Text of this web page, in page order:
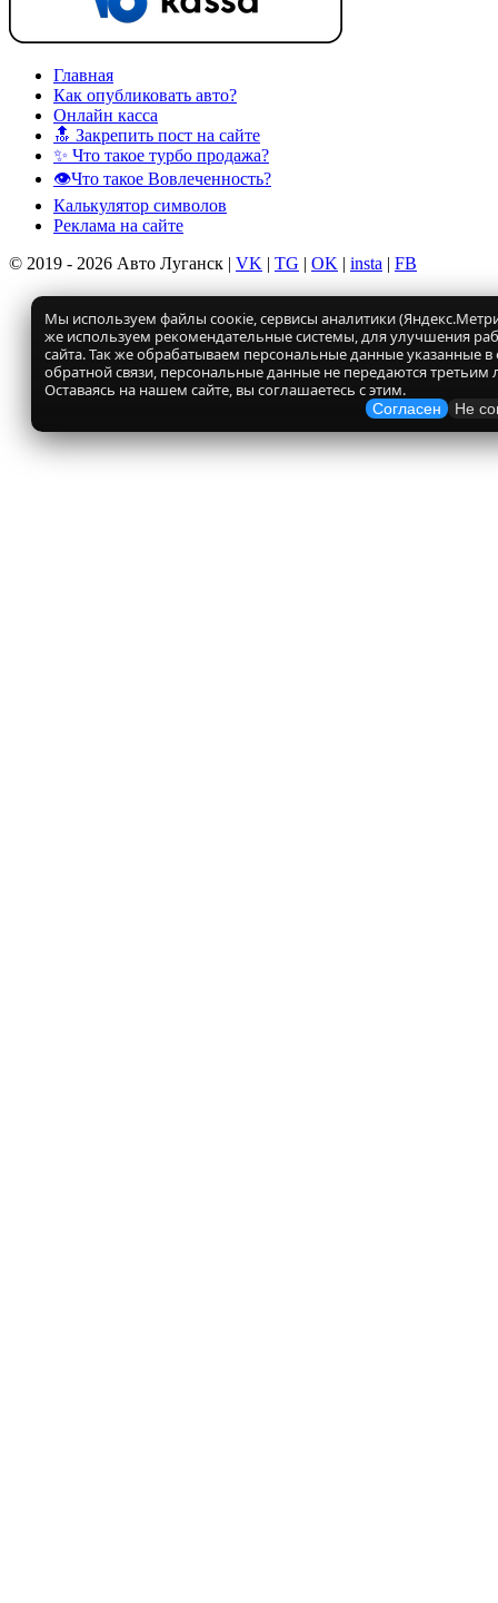
Главная
Как опубликовать авто?
Онлайн касса
🔝 Закрепить пост на сайте
✨ Что такое турбо продажа?
👁️Что такое Вовлеченность?
Калькулятор символов
Реклама на сайте
© 2019 - 2026 Авто Луганск | VK | TG | OK | insta | FB
Мы используем файлы соокіе, сервисы аналитики
же используем рекомендательные системы, для улучшения
сайта. Так же обрабатываем персональные данные указанные
обратной связи, персональные данные не передаются третьим
Оставаясь на нашем сайте, вы соглашаетесь с этим.
Согласен Не